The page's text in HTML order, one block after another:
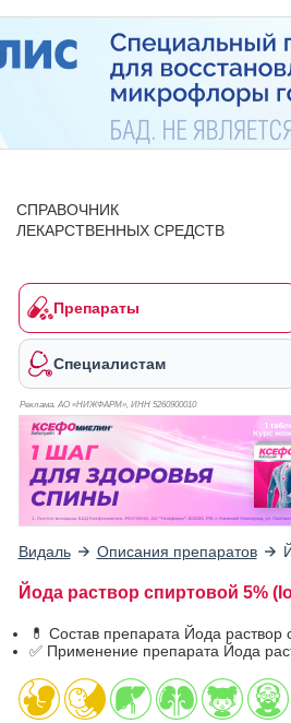
СПРАВОЧНИК
ЛЕКАРСТВЕННЫХ СРЕДСТВ
Препараты
Специалистам
Реклама. АО «НИЖФАРМ», ИНН 5260900010
Видаль Описания препаратов
Йода раствор спиртовой 5%
💊 Состав препарата Йода раствор
✅ Применение препарата Йода